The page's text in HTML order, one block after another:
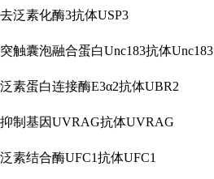
去泛素化酶3抗体USP3
突触囊泡融合蛋白Unc183抗体Unc183
泛素蛋白连接酶E3α2抗体UBR2
抑制基因UVRAG抗体UVRAG
泛素结合酶UFC1抗体UFC1